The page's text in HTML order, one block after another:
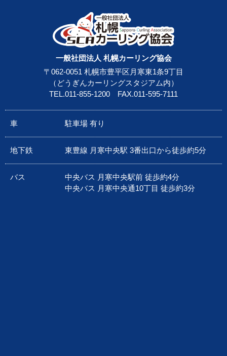
一般社団法人 札幌カーリング協会
〒062-0051 札幌市豊平区月寒東1条9丁目
（どうぎんカーリングスタジアム内）
TEL.011-855-1200 FAX.011-595-7111
車 駐車場 有り
地下鉄 東豊線 月寒中央駅 3番出口から徒歩約5分
バス
中央バス 月寒中央駅前 徒歩約4分
中央バス 月寒中央通10丁目 徒歩約3分